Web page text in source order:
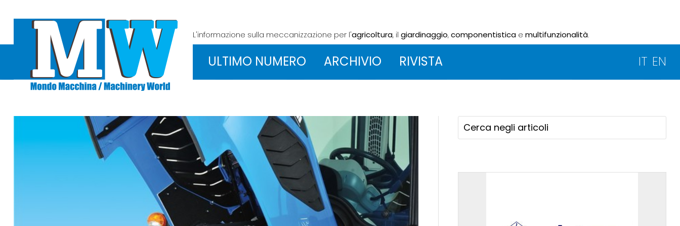
L'informazione sulla meccanizzazione per l'agricoltura, il giardinaggio,componentisticae multifunzionalità.
ULTIMO NUMERO ARCHIVIO RIVISTA IT EN